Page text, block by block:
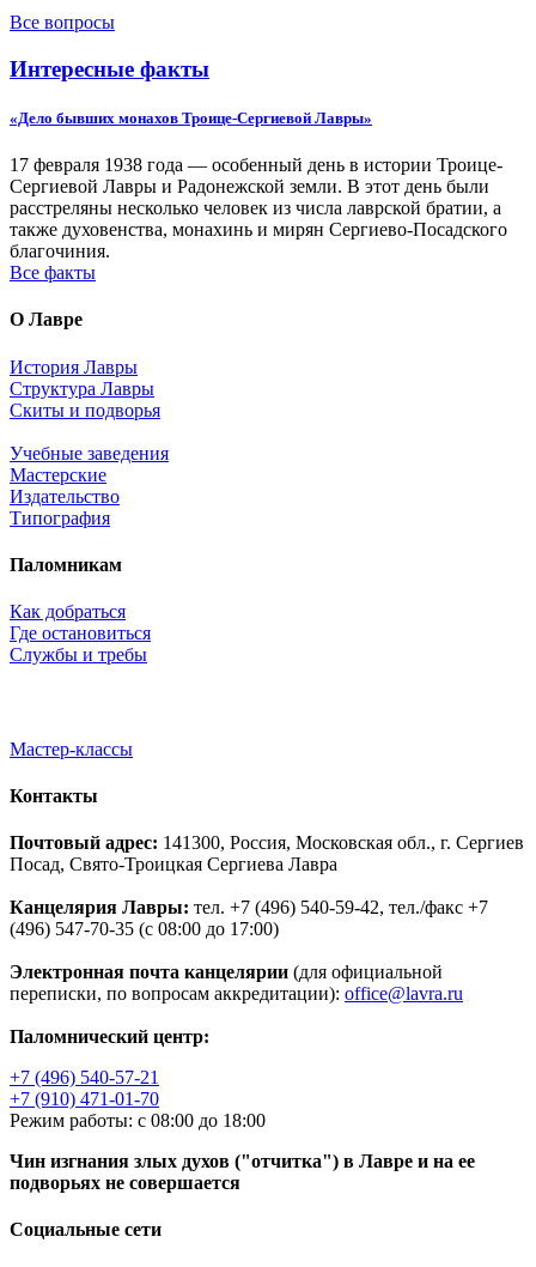
Все вопросы
Интересные факты
«Дело бывших монахов Троице-Сергиевой Лавры»
17 февраля 1938 года — особенный день в истории Троице-
Сергиевой Лавры и Радонежской земли. В этот день были
расстреляны несколько человек из числа лаврской братии, а
также духовенства, монахинь и мирян Сергиево-Посадского
благочиния.
Все факты
О Лавре
История Лавры
Структура Лавры
Скиты и подворья
Учебные заведения
Мастерские
Издательство
Типография
Паломникам
Как добраться
Где остановиться
Службы и требы
Мастер-классы
Контакты
Почтовый адрес: 141300, Россия, Московская обл., г. Сергиев
Посад, Свято-Троицкая Сергиева Лавра
Канцелярия Лавры: тел. +7 (496) 540-59-42, тел./факс +7
(496) 547-70-35 (с 08:00 до 17:00)
Электронная почта канцелярии (для официальной
переписки, по вопросам аккредитации): office@lavra.ru
Паломнический центр:
+7 (496) 540-57-21
+7 (910) 471-01-70
Режим работы: с 08:00 до 18:00
Чин изгнания злых духов ("отчитка") в Лавре и на ее
подворьях не совершается
Социальные сети